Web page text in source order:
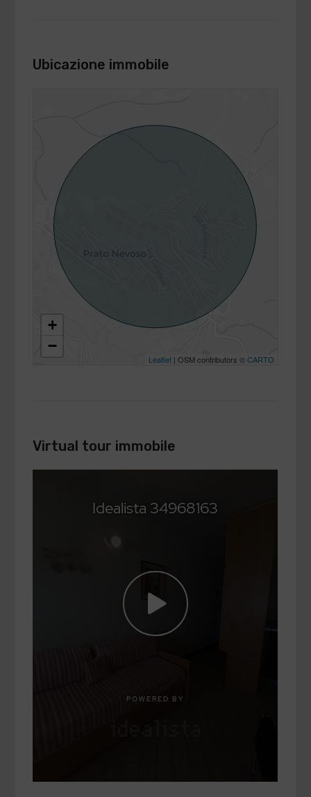
Ubicazione immobile
+
−
Leaflet| OSM contributors ©CARTO
Virtual tour immobile